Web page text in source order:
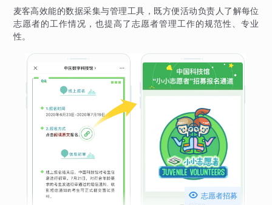
麦客高效能的数据采集与管理工具，既方便活动负责人了解每位
志愿者的工作情况，也提高了志愿者管理工作的规范性、专业
性。
 志愿者招募